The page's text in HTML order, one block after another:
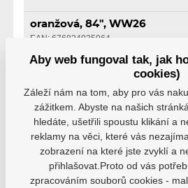
oranžová, 84", WW26
EAN: 676824035964
Skladem
oranžová, 96", WW26
EAN: 676824035971
Skladem
oranžová, 108", WW26
EAN: 676824035988
Aby web fungoval tak, jak
cookies)
Záleží nám na tom, aby pro vás
zážitkem. Abyste na našich
hledáte, ušetřili spoustu klikání a
reklamy na věci, které vás
zobrazení na které jste zvyklí a
přihlašovat.Proto od vás
zpracováním souborů cookies -